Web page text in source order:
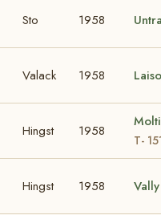
Sto 1958
Valack 1958
Hingst 1958
T-
Hingst 1958 Vally